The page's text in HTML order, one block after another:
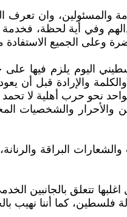
والمسئولين، وان تعرف
وفي أية لحظة،
وعلى الجميع
اليوم يلزم فيها
والإرادة قبل أن
نحو حرب أهلية لا
والشخصيات
البراقة
تتعلق بالجانبين
فلسطين، كما أننا